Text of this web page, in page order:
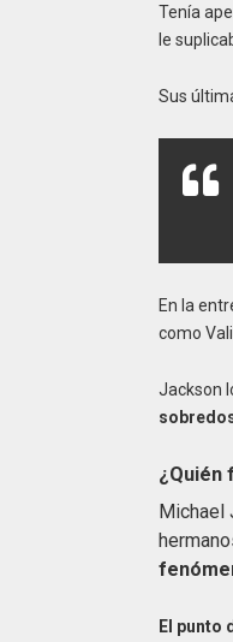
Tenía
le
Sus
En la
como
Jackson
¿Quién
Michael
El punto